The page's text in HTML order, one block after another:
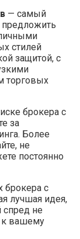
— самый
стилей
защитой, с
торговых
брокера с
за
Более
не
постоянно
брокера с
лучшая идея,
не
к вашему